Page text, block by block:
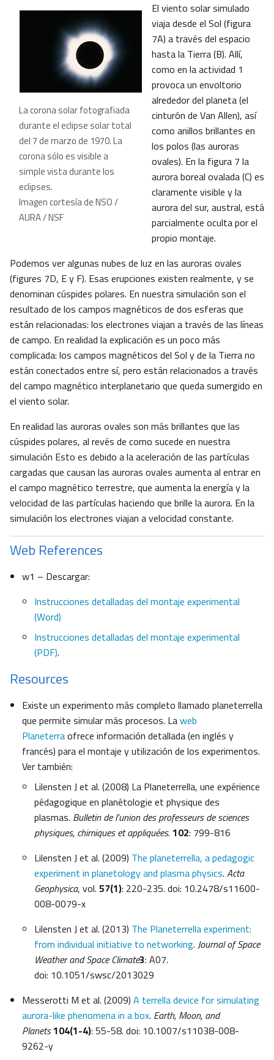
La corona solar fotografiada
durante el eclipse solar total
del 7 de marzo de 1970. La
corona sólo es visible a
simple vista durante los
eclipses.
Imagen cortesía de NSO /
AURA / NSF
El viento solar simulado
viaja desde el Sol (figura
7A) a través del espacio
hasta la Tierra (B). Allí,
como en la actividad 1
provoca un envoltorio
alrededor del planeta (el
cinturón de Van Allen), así
como anillos brillantes en
los polos (las auroras
ovales). En la figura 7 la
aurora boreal ovalada (C) es
claramente visible y la
aurora del sur, austral, está
parcialmente oculta por el
propio montaje.
Podemos ver algunas nubes de luz en las auroras ovales
(figures 7D, E y F). Esas erupciones existen realmente, y se
denominan cúspides polares. En nuestra simulación son el
resultado de los campos magnéticos de dos esferas que
están relacionadas: los electrones viajan a través de las líneas
de campo. En realidad la explicación es un poco más
complicada: los campos magnéticos del Sol y de la Tierra no
están conectados entre sí, pero están relacionados a través
del campo magnético interplanetario que queda sumergido en
el viento solar.
En realidad las auroras ovales son más brillantes que las
cúspides polares, al revés de como sucede en nuestra
simulación Esto es debido a la aceleración de las partículas
cargadas que causan las auroras ovales aumenta al entrar en
el campo magnético terrestre, que aumenta la energía y la
velocidad de las partículas haciendo que brille la aurora. En la
simulación los electrones viajan a velocidad constante.
Web References
w1 – Descargar:
Instrucciones detalladas del montaje experimental
(Word)
Instrucciones detalladas del montaje experimental
(PDF).
Resources
Existe un experimento más completo llamado planeterrella
que permite simular más procesos. Laweb
Planeterraofrece información detallada (en inglés y
francés) para el montaje y utilización de los experimentos.
Ver también:
Lilensten J et al. (2008) La Planeterrella, une expérience
pédagogique en planétologie et physique des
plasmas. Bulletin de l’union des professeurs de sciences
physiques, chimiques et appliquées.102: 799-816
Lilensten J et al. (2009) The planeterrella, a pedagogic
experiment in planetology and plasma physics. Acta
Geophysica, vol. 57(1): 220-235. doi: 10.2478/s11600-
008-0079-x
Lilensten J et al. (2013) The Planeterrella experiment:
from individual initiative to networking. Journal of Space
Weather and Space Climate3: A07.
doi: 10.1051/swsc/2013029
Messerotti M et al. (2009) A terrella device for simulating
aurora-like phenomena in a box. Earth, Moon, and
Planets104(1-4): 55-58. doi: 10.1007/s11038-008-
9262-y